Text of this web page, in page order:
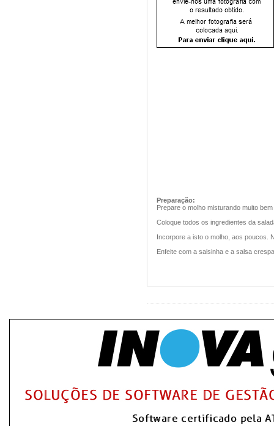
Preparação:
Prepare o molho misturando muito
Coloque todos os ingredientes da
Incorpore a isto o molho, aos poucos.
Enfeite com a salsinha e a salsa